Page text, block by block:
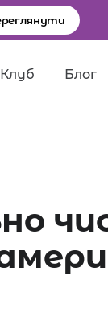
Клуб Блог